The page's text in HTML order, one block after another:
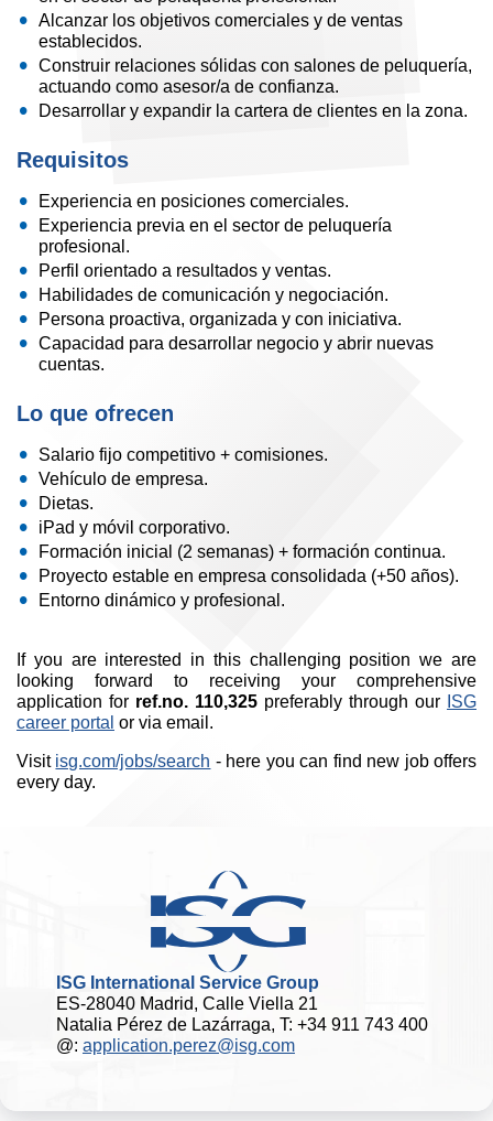
Alcanzar los objetivos comerciales y de ventas
establecidos.
Construir relaciones sólidas con salones de peluquería,
actuando como asesor/a de confianza.
Desarrollar y expandir la cartera de clientes en la zona.
Requisitos
Experiencia en posiciones comerciales.
Experiencia previa en el sector de peluquería
profesional.
Perfil orientado a resultados y ventas.
Habilidades de comunicación y negociación.
Persona proactiva, organizada y con iniciativa.
Capacidad para desarrollar negocio y abrir nuevas
cuentas.
Lo que ofrecen
Salario fijo competitivo + comisiones.
Vehículo de empresa.
Dietas.
iPad y móvil corporativo.
Formación inicial (2 semanas) + formación continua.
Proyecto estable en empresa consolidada (+50 años).
Entorno dinámico y profesional.
If you are interested in this challenging position we are
looking forward to receiving your comprehensive
application for ref.no. 110,325 preferably through our
ISG
career portal or via email.
Visit isg.com/jobs/search - here you can find new job offers
every day.
ISG International Service Group
ES-28040 Madrid, Calle Viella 21
Natalia Pérez de Lazárraga, T: +34 911 743 400
@: application.perez@isg.com